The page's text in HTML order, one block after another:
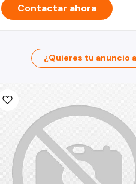
Contactar ahora
¿Quieres tu anuncio